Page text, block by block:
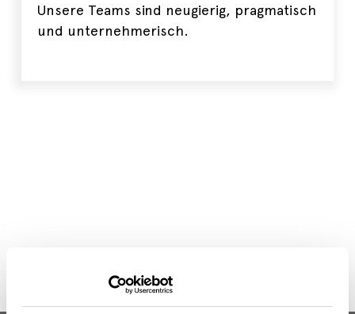
Unsere Teams sind neugierig, pragmatisch
und unternehmerisch.